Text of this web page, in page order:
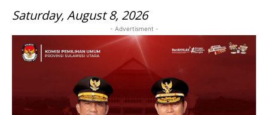
Saturday, August 8, 2026
- Advertisment -